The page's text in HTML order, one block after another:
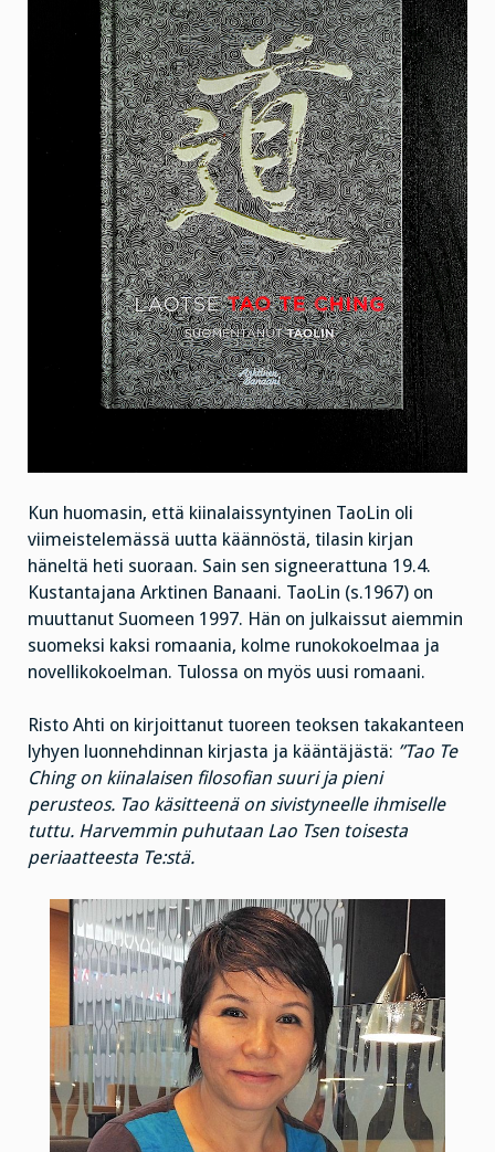
Kun huomasin, että kiinalaissyntyinen TaoLin oli
viimeistelemässä uutta käännöstä, tilasin kirjan
häneltä heti suoraan. Sain sen signeerattuna 19.4.
Kustantajana Arktinen Banaani. TaoLin (s.1967) on
muuttanut Suomeen 1997. Hän on julkaissut aiemmin
suomeksi kaksi romaania, kolme runokokoelmaa ja
novellikokoelman. Tulossa on myös uusi romaani.
Risto Ahti on kirjoittanut tuoreen teoksen takakanteen
lyhyen luonnehdinnan kirjasta ja kääntäjästä: ”Tao Te
Ching on kiinalaisen filosofian suuri ja pieni
perusteos. Tao käsitteenä on sivistyneelle ihmiselle
tuttu. Harvemmin puhutaan Lao Tsen toisesta
periaatteesta Te:stä.